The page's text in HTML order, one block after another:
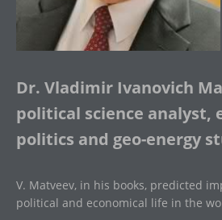
Dr. Vladimir Ivanovich
political science analyst,
politics and geo-energy
V. Matveev, in his books, predicted
political and economical life in the